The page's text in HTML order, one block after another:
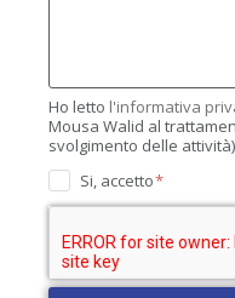
Ho letto l'informativa
Mousa Walid al
svolgimento delle
Si, accetto